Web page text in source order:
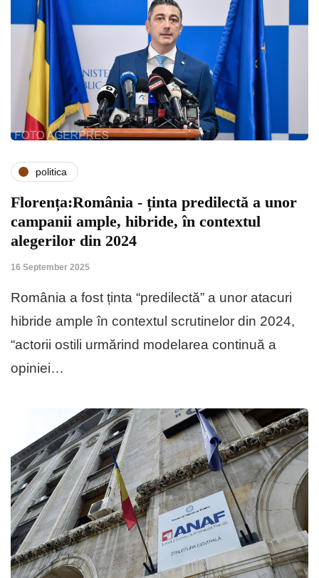
politica
Florența:România - ținta predilectă a unor
campanii ample, hibride, în contextul
alegerilor din 2024
16 September 2025
România a fost ținta “predilectă” a unor atacuri
hibride ample în contextul scrutinelor din 2024,
“actorii ostili urmărind modelarea continuă a
opiniei…